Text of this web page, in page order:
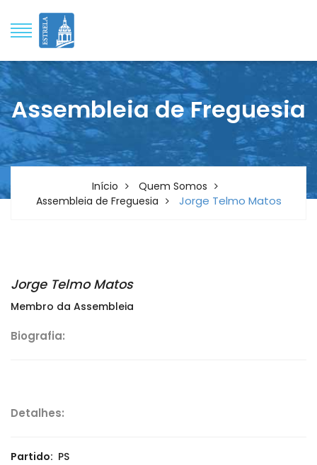
Assembleia de Freguesia
Início
Quem Somos
Assembleia de Freguesia
Jorge Telmo Matos
Jorge Telmo Matos
Membro da Assembleia
Biografia:
Detalhes:
Partido: PS